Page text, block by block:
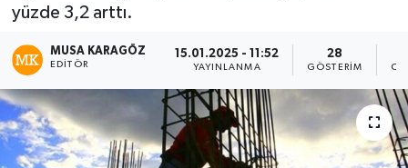
yüzde 3,2 arttı.
MUSA KARAGÖZ
EDITÖR
15.01.2025 - 11:52
YAYINLANMA
28
GÖSTERIM
Süper Lig Puan Durumu ve Fikstür
Tüm Manşetler
Son Dakika Haberleri
Haber Arşivi